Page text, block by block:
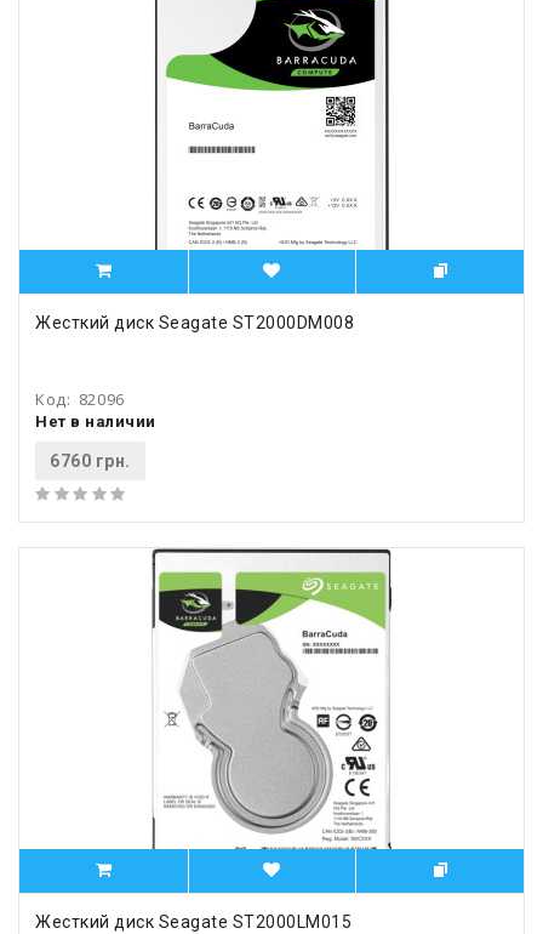
Жесткий диск Seagate ST2000DM008
Код: 82096
Нет в наличии
6760 грн.
Жесткий диск Seagate ST2000LM015